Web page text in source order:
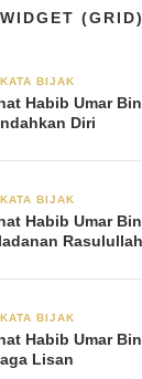
(GRID)
BIJAK
Habib Umar
Diri
BIJAK
Habib Umar
Rasulullah
BIJAK
Habib Umar
Lisan